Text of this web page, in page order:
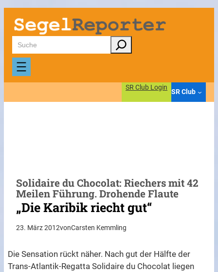
Zum
Inhalt
springen
Suchen
SR Club Login
SR Club
Solidaire du Chocolat: Riechers mit 42
Meilen Führung. Drohende Flaute
„Die Karibik riecht gut“
23. März 2012vonCarsten Kemmling
Die Sensation rückt näher. Nach gut der Hälfte der
Trans-Atlantik-Regatta Solidaire du Chocolat liegen